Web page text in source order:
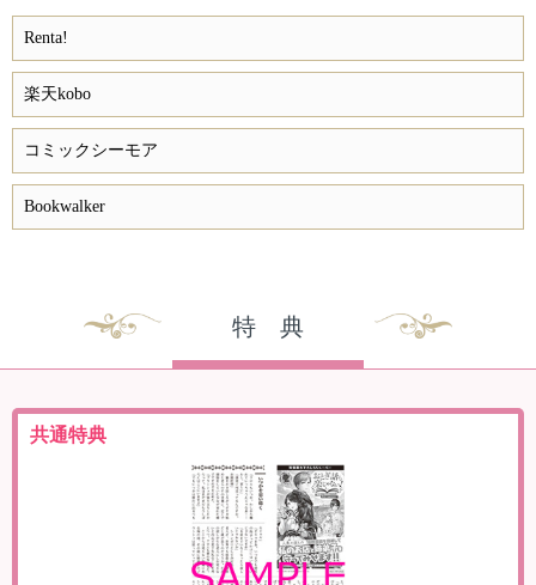
Renta!
楽天kobo
コミックシーモア
Bookwalker
特 典
共通特典